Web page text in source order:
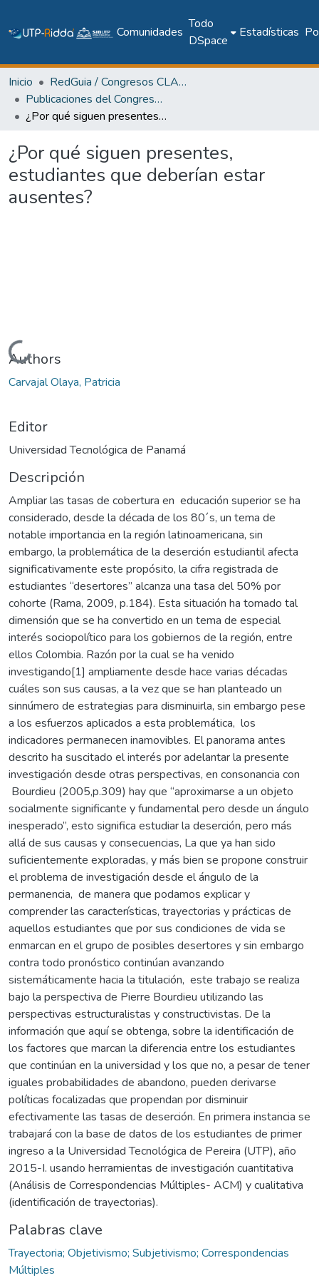
Comunidades
Todo
DSpace
Estadísticas
Inicio
RedGuia / Congresos CLABES
Publicaciones del Congreso Internacional CLABES
¿Por qué siguen presentes, estudiantes que deberían estar ausentes?
¿Por qué siguen presentes,
estudiantes que deberían estar
ausentes?
Cargando...
Authors
Carvajal Olaya, Patricia
Editor
Universidad Tecnológica de Panamá
Descripción
Ampliar las tasas de cobertura en educación superior se ha
considerado, desde la década de los 80´s, un tema de
notable importancia en la región latinoamericana, sin
embargo, la problemática de la deserción estudiantil afecta
significativamente este propósito, la cifra registrada de
estudiantes “desertores” alcanza una tasa del 50% por
cohorte (Rama, 2009, p.184). Esta situación ha tomado tal
dimensión que se ha convertido en un tema de especial
interés sociopolítico para los gobiernos de la región, entre
ellos Colombia. Razón por la cual se ha venido
investigando[1] ampliamente desde hace varias décadas
cuáles son sus causas, a la vez que se han planteado un
sinnúmero de estrategias para disminuirla, sin embargo pese
a los esfuerzos aplicados a esta problemática, los
indicadores permanecen inamovibles. El panorama antes
descrito ha suscitado el interés por adelantar la presente
investigación desde otras perspectivas, en consonancia con
Bourdieu (2005,p.309) hay que “aproximarse a un objeto
socialmente significante y fundamental pero desde un ángulo
inesperado”, esto significa estudiar la deserción, pero más
allá de sus causas y consecuencias, La que ya han sido
suficientemente exploradas, y más bien se propone construir
el problema de investigación desde el ángulo de la
permanencia, de manera que podamos explicar y
comprender las características, trayectorias y prácticas de
aquellos estudiantes que por sus condiciones de vida se
enmarcan en el grupo de posibles desertores y sin embargo
contra todo pronóstico continúan avanzando
sistemáticamente hacia la titulación, este trabajo se realiza
bajo la perspectiva de Pierre Bourdieu utilizando las
perspectivas estructuralistas y constructivistas. De la
información que aquí se obtenga, sobre la identificación de
los factores que marcan la diferencia entre los estudiantes
que continúan en la universidad y los que no, a pesar de tener
iguales probabilidades de abandono, pueden derivarse
políticas focalizadas que propendan por disminuir
efectivamente las tasas de deserción. En primera instancia se
trabajará con la base de datos de los estudiantes de primer
ingreso a la Universidad Tecnológica de Pereira (UTP), año
2015-I. usando herramientas de investigación cuantitativa
(Análisis de Correspondencias Múltiples- ACM) y cualitativa
(identificación de trayectorias).
Palabras clave
Trayectoria; Objetivismo; Subjetivismo; Correspondencias
Múltiples